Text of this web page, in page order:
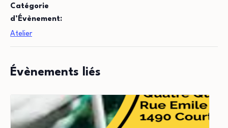
Catégorie
d’Évènement:
Atelier
Évènements liés